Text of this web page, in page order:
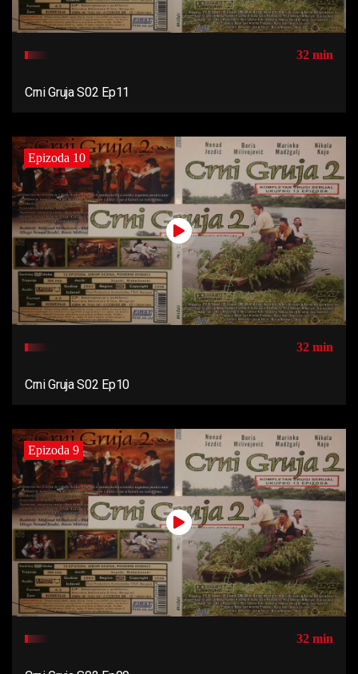
32 min
Crni Gruja S02 Ep11
Epizoda 10
32 min
Crni Gruja S02 Ep10
Epizoda 9
32 min